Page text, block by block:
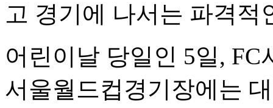
고 경기에 나서는 파격적
어린이날 당일인 5일,
서울월드컵경기장에는